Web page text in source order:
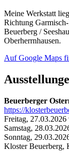
Meine Werkstatt
Richtung
Beuerberg /
Oberherrnhausen.
Auf Google Maps
Beuerberger
https://
Freitag,
Samstag,
Sonntag,
Kloster Beuerberg,